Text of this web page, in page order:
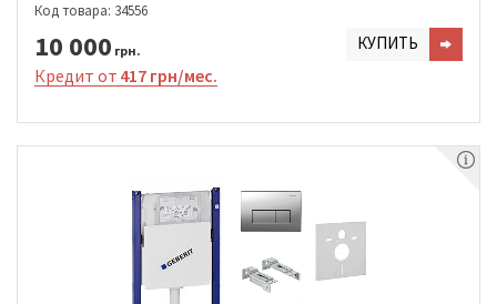
Код товара: 34556
10 000 грн. КУПИТЬ
Кредит от 417 грн/мес.